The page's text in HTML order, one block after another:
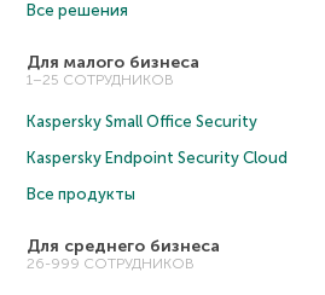
Все решения
Для малого бизнеса
1–25 СОТРУДНИКОВ
Kaspersky Small Office Security
Kaspersky Endpoint Security Cloud
Все продукты
Для среднего бизнеса
26-999 СОТРУДНИКОВ